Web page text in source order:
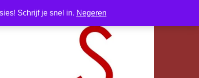
Schrijf je snel in. Negeren